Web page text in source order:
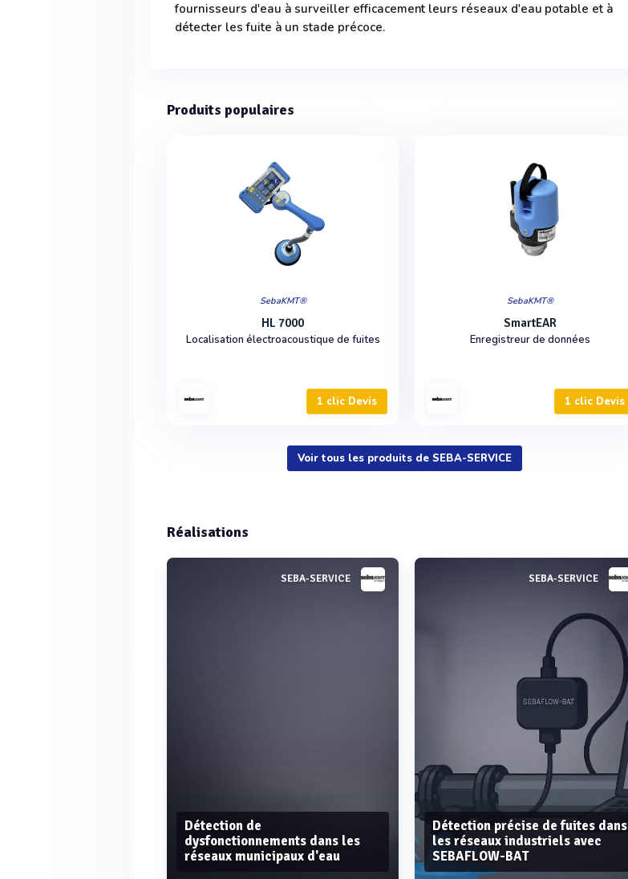
fournisseurs d'eau à surveiller efficacement leurs réseaux d'eau potable et à
détecter les fuite à un stade précoce.
Produits populaires
SebaKMT®
HL 7000
Localisation électroacoustique de fuites
1 clic Devis
SebaKMT®
SmartEAR
Enregistreur de données
1 clic Devis
Voir tous les produits de SEBA-SERVICE
Réalisations
SEBA-SERVICE
Détection de
dysfonctionnements dans les
réseaux municipaux d'eau
SEBA-SERVICE
Détection précise de fuites dans
les réseaux industriels avec
SEBAFLOW-BAT